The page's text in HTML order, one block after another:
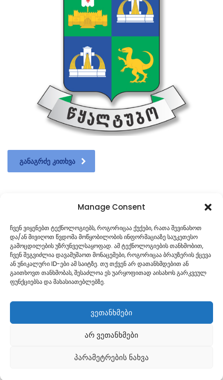
Manage Consent
ჩვენ ვიყენებთ ტექნოლოგიებს, როგორიცაა ქუქები, რათა შევინახოთ
და/ან მივიღოთ წვდომა მოწყობილობის ინფორმაციაზე საუკეთესო
გამოცდილების უზრუნველსაყოფად. ამ ტექნოლოგიების თანხმობით,
ჩვენ შეგვიძლია დავამუშაოთ მონაცემები, როგორიცაა ბრაუზერის ქცევა
ან უნიკალური ID-ები ამ საიტზე. თუ თქვენ არ დათანხმდებით ან
გაითხოვთ თანხმობას, შესაძლოა ეს უარყოფითად აისახოს გარკვეულ
ფუნქციებსა და მახასიათებლებზე.
ვეთანხმები
არ ვეთანხმები
პარამეტრების ნახვა
ᲒᲐᲜᲐᲒᲠᲫᲔ ᲙᲘᲗᲮᲕᲐ
1 117 118 119 120
…
181
Georgian